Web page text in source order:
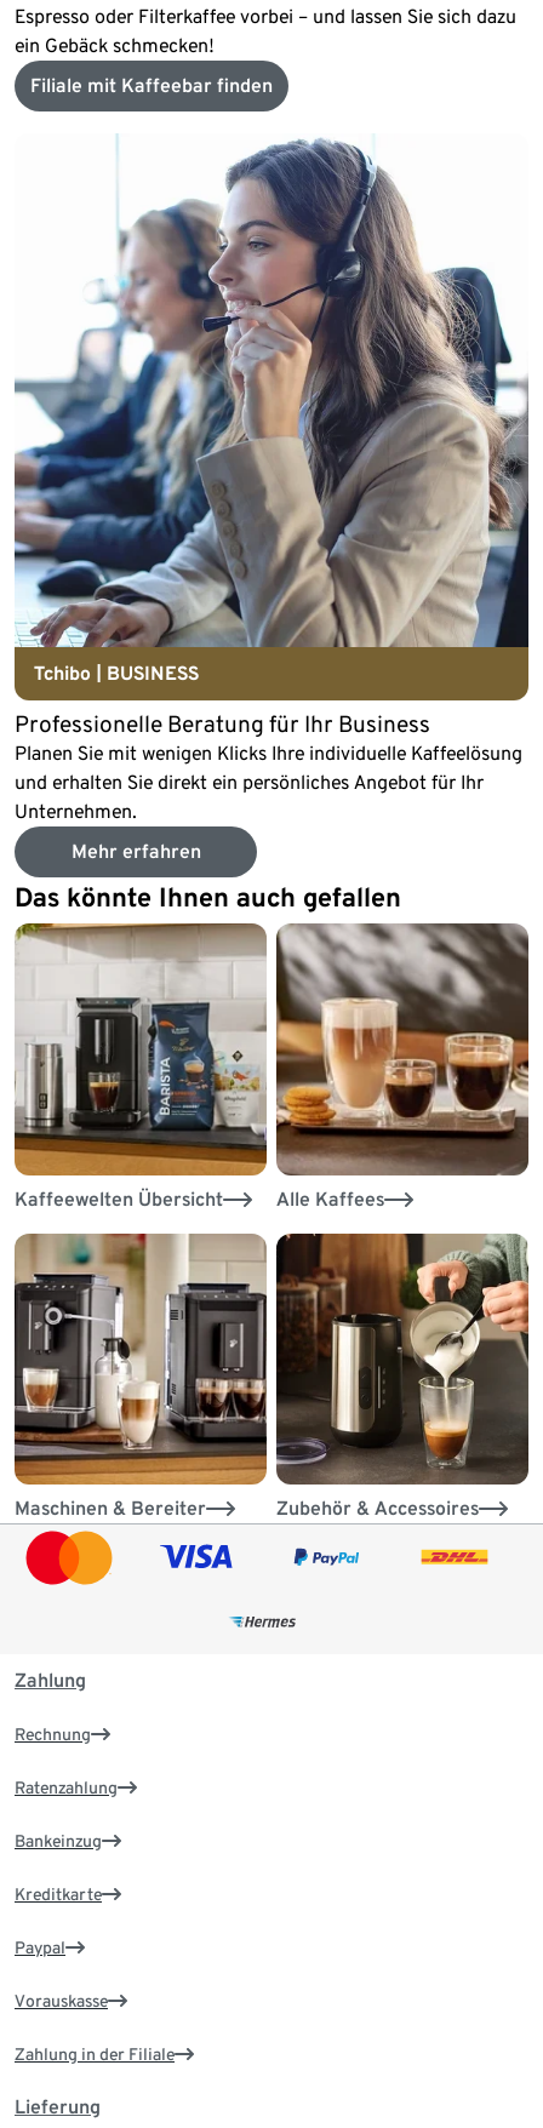
Espresso oder Filterkaffee vorbei – und lassen Sie sich dazu
ein Gebäck schmecken!
Filiale mit Kaffeebar finden
Tchibo | BUSINESS
Professionelle Beratung für Ihr Business
Planen Sie mit wenigen Klicks Ihre individuelle Kaffeelösung
und erhalten Sie direkt ein persönliches Angebot für Ihr
Unternehmen.
Mehr erfahren
Das könnte Ihnen auch gefallen
Kaffeewelten Übersicht Alle Kaffees
Maschinen & Bereiter Zubehör & Accessoires
Zahlung
Rechnung
Ratenzahlung
Bankeinzug
Kreditkarte
Paypal
Vorauskasse
Zahlung in der Filiale
Lieferung